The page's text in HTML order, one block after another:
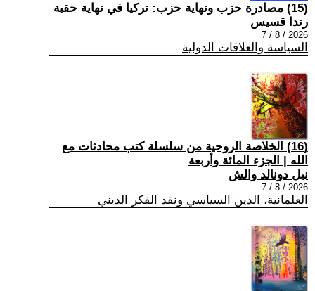
(15) مصادرة حزب ونهاية حزب: تركيا في نهاية حقبة
رندا قسيس
2026 / 8 / 7
السياسة والعلاقات الدولية
(16) الخلاصة الروحية من سلسلة كتب محادثات مع
الله | الجزء المائة وأربعة
نيل دونالد والش
2026 / 8 / 7
العلمانية، الدين السياسي ونقد الفكر الديني